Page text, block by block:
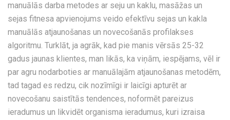
manuālās darba metodes ar seju un kaklu, masāžas un
sejas fitnesa apvienojums veido efektīvu sejas un kakla
manuālās atjaunošanas un novecošanās profilakses
algoritmu. Turklāt, ja agrāk, kad pie manis vērsās 25-32
gadus jaunas klientes, man likās, ka viņām, iespējams, vēl ir
par agru nodarboties ar manuālajām atjaunošanas metodēm,
tad tagad es redzu, cik nozīmīgi ir laicīgi apturēt ar
novecošanu saistītās tendences, noformēt pareizus
ieradumus un likvidēt organisma ieradumus, kuri izraisa